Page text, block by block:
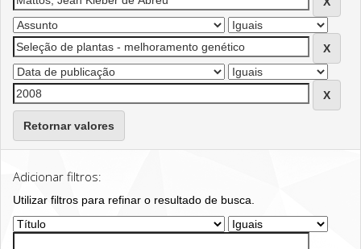
Retornar valores
Adicionar filtros:
Utilizar filtros para refinar o resultado de busca.